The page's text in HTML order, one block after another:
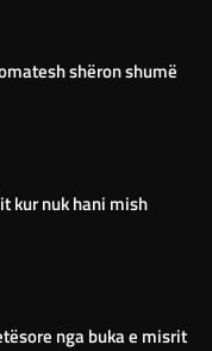
shëron shumë
kur nuk hani mish
nga buka e misrit